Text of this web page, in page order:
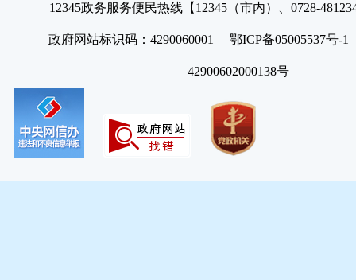
12345政务服务便民热线【12345（市内）、0728-
政府网站标识码：4290060001 鄂ICP备05005537号
42900602000138号